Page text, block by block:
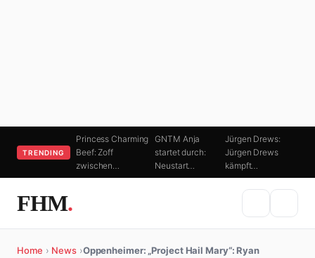
TRENDING
Princess Charming
Beef: Zoff
zwischen…
GNTM Anja
startet durch:
Neustart…
Jürgen Drews:
Jürgen Drews
kämpft…
FHM.
Home › News ›Oppenheimer: „Project Hail Mary“: Ryan